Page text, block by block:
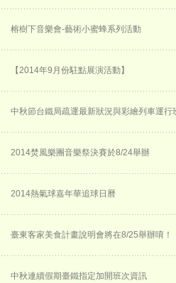
榕樹下音樂會-藝術小蜜蜂系列活動
【2014年9月份駐點展演活動】
中秋節台鐵局疏運最新狀況與彩繪列車運行
2014焚風樂團音樂祭決賽於8/24舉辦
2014熱氣球嘉年華追球日曆
臺東客家美食計畫說明會將在8/25舉辦唷！
中秋連續假期臺鐵指定加開班次資訊